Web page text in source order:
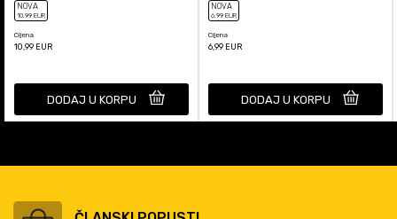
NOVA
10,99 EUR
Cijena
10,99 EUR
DODAJ U KORPU
NOVA
6,99 EUR
Cijena
6,99 EUR
DODAJ U KORPU